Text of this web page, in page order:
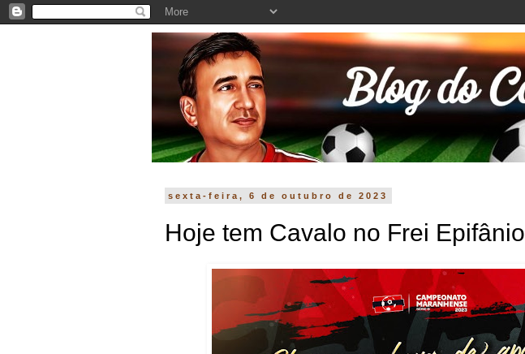
sexta-feira, 6 de outubro de 2023
Hoje tem Cavalo no Frei Epifânio